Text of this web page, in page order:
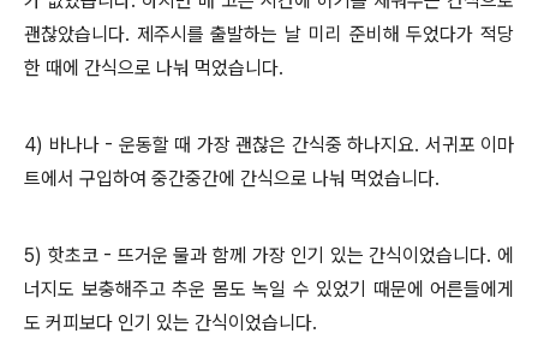
괜찮았습니다. 제주시를 출발하는 날 미리 준비해 두었다가 적당
한 때에 간식으로 나눠 먹었습니다.
4) 바나나 - 운동할 때 가장 괜찮은 간식중 하나지요. 서귀포 이마
트에서 구입하여 중간중간에 간식으로 나눠 먹었습니다.
5) 핫초코 - 뜨거운 물과 함께 가장 인기 있는 간식이었습니다. 에
너지도 보충해주고 추운 몸도 녹일 수 있었기 때문에 어른들에게
도 커피보다 인기 있는 간식이었습니다.